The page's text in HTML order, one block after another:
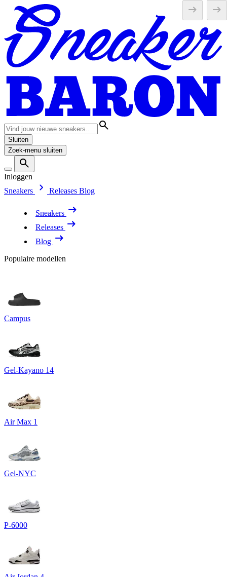
Sluiten
Zoek-menu sluiten
Inloggen
Sneakers
Releases Blog
Sneakers
Releases
Blog
Populaire modellen
Campus
Gel-Kayano 14
Air Max 1
Gel-NYC
P-6000